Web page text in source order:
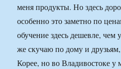
меня продукты. Но здесь
особенно это заметно по
обучение здесь дешевле,
же скучаю по дому и
Корее, но во Владивостоке у